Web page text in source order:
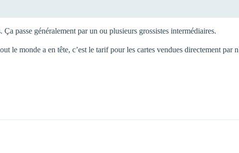
passe généralement par un ou plusieurs grossistes intermédiaires.
le monde a en tête, c’est le tarif pour les cartes vendues directement